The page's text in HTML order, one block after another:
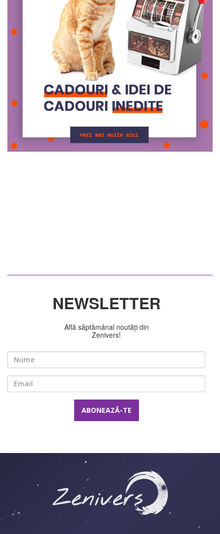
NEWSLETTER
Află săptămânal noutăți din
Zenivers!